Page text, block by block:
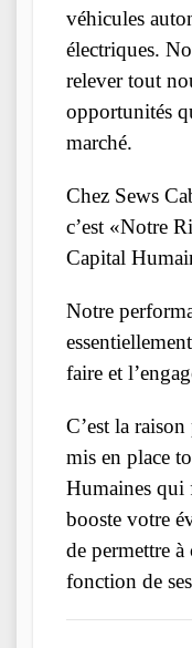
véhicules
électriques.
relever tout
opportunités
marché.
Chez Sews
c’est «Notre
Capital
Notre
faire et
C’est la
mis en place
Humaines qui
booste votre
de permettre à
fonction de